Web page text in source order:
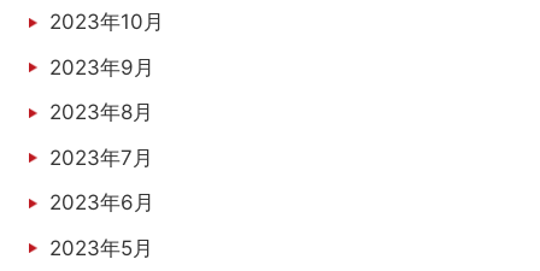
2023年10月
2023年9月
2023年8月
2023年7月
2023年6月
2023年5月